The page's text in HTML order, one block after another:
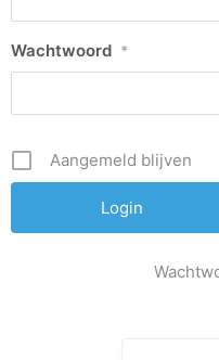
Wachtwoord *
Aangemeld blijven